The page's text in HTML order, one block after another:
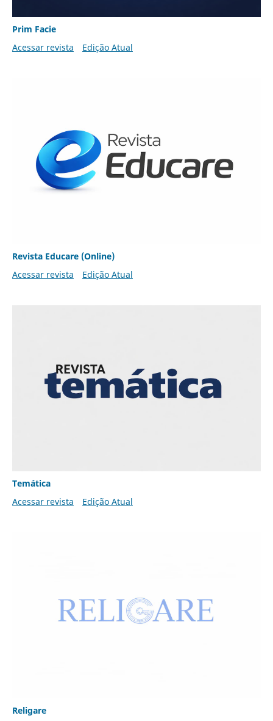
Prim Facie
Acessar revista
Edição Atual
Revista Educare (Online)
Acessar revista
Edição Atual
Temática
Acessar revista
Edição Atual
Religare